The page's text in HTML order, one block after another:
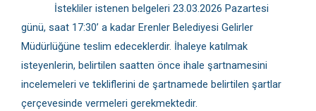
İstekliler istenen belgeleri 23.03.2026 Pazartesi
günü, saat 17:30’ a kadar Erenler Belediyesi Gelirler
Müdürlüğüne teslim edeceklerdir. İhaleye katılmak
isteyenlerin, belirtilen saatten önce ihale şartnamesini
incelemeleri ve tekliflerini de şartnamede belirtilen şartlar
çerçevesinde vermeleri gerekmektedir.